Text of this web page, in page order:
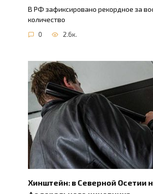
В РФ зафиксировано рекордное за
количество
0 2.6к.
Хинштейн: в Северной Осетии